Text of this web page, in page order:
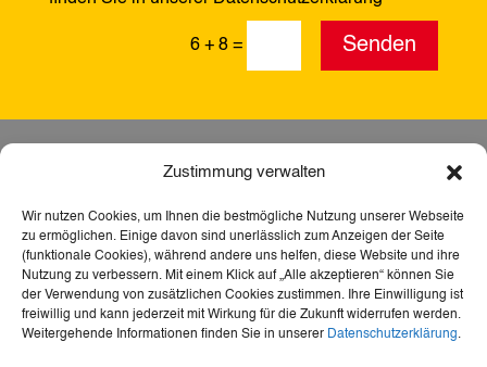
Zustimmung verwalten
Wir nutzen Cookies, um Ihnen die bestmögliche Nutzung unserer Webseite
zu ermöglichen. Einige davon sind unerlässlich zum Anzeigen der Seite
(funktionale Cookies), während andere uns helfen, diese Website und ihre
Nutzung zu verbessern. Mit einem Klick auf „Alle akzeptieren“ können Sie
der Verwendung von zusätzlichen Cookies zustimmen. Ihre Einwilligung ist
freiwillig und kann jederzeit mit Wirkung für die Zukunft widerrufen werden.
Weitergehende Informationen finden Sie in unserer Datenschutzerklärung.
6 + 8 = Senden